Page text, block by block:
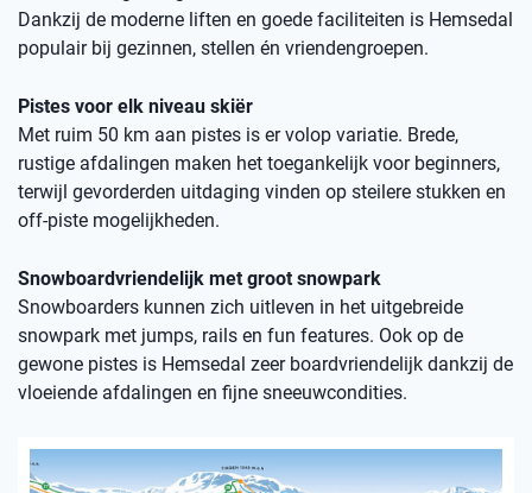
Dankzij de moderne liften en goede faciliteiten is Hemsedal
populair bij gezinnen, stellen én vriendengroepen.
Pistes voor elk niveau skiër
Met ruim 50 km aan pistes is er volop variatie. Brede,
rustige afdalingen maken het toegankelijk voor beginners,
terwijl gevorderden uitdaging vinden op steilere stukken en
off-piste mogelijkheden.
Snowboardvriendelijk met groot snowpark
Snowboarders kunnen zich uitleven in het uitgebreide
snowpark met jumps, rails en fun features. Ook op de
gewone pistes is Hemsedal zeer boardvriendelijk dankzij de
vloeiende afdalingen en fijne sneeuwcondities.